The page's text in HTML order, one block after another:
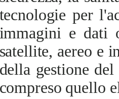
per
e dati
aereo e
gestione
quello